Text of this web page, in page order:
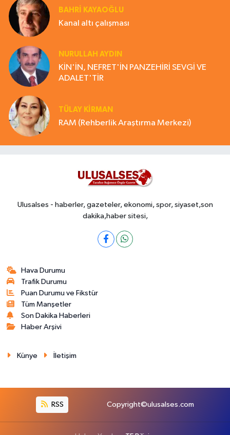
BAHRI KAYAOĞLU
Kanal altı çalışması
NURULLAH AYDIN
KİN'İN, NEFRET'İN PANZEHİRİ SEVGİ VE
ADALET'TİR
TÜLAY KİRMAN
RAM (Rehberlik Araştırma Merkezi)
Ulusalses - haberler, gazeteler, ekonomi, spor, siyaset,son
dakika,haber sitesi,
Hava Durumu
Trafik Durumu
Puan Durumu ve Fikstür
Tüm Manşetler
Son Dakika Haberleri
Haber Arşivi
Künye İletişim
RSS Copyright©ulusalses.com